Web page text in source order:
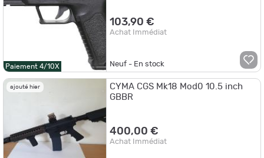
Paiement 4/10X
103,90 €
Achat Immédiat
Neuf - En stock
ajouté hier
CYMA CGS Mk18 Mod0 10.5 inch
GBBR
400,00 €
Achat Immédiat